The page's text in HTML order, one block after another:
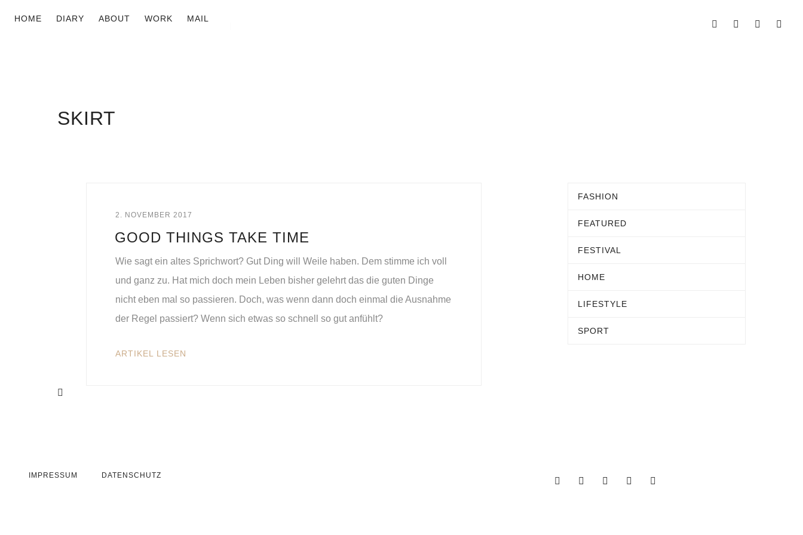
HOME DIARY ABOUT WORK MAIL
SKIRT
2. NOVEMBER 2017
GOOD THINGS TAKE TIME
Wie sagt ein altes Sprichwort? Gut Ding will Weile haben. Dem stimme ich voll
und ganz zu. Hat mich doch mein Leben bisher gelehrt das die guten Dinge
nicht eben mal so passieren. Doch, was wenn dann doch einmal die Ausnahme
der Regel passiert? Wenn sich etwas so schnell so gut anfühlt?
ARTIKEL LESEN
FASHION
FEATURED
FESTIVAL
HOME
LIFESTYLE
SPORT
IMPRESSUM DATENSCHUTZ